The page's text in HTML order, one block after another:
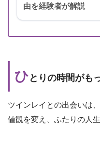
由を経験者が解説
ひとりの時間がも
ツインレイとの出会いは
値観を変え、ふたりの人